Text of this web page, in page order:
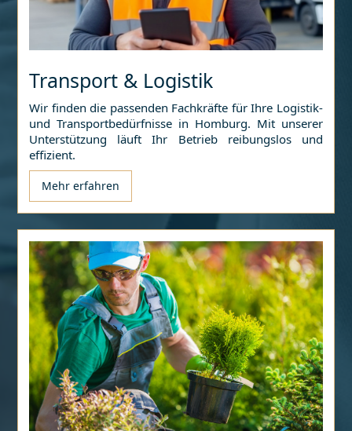
Transport & Logistik
Wir finden die passenden Fachkräfte für Ihre Logistik-
und Transportbedürfnisse in Homburg. Mit unserer
Unterstützung läuft Ihr Betrieb reibungslos und
effizient.
Mehr erfahren